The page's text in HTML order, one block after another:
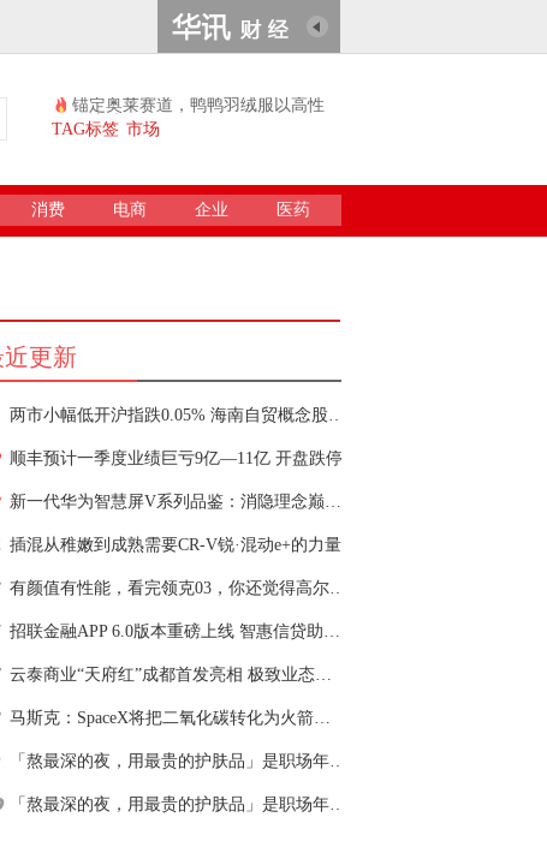
锚定奥莱赛道，鸭鸭羽绒服以高性
价比续...
TAG标签 市场
消费 电商 企业 医药
更新
两市小幅低开沪指跌0.05% 海南自贸概念股回调
顺丰预计一季度业绩巨亏9亿—11亿 开盘跌停
新一代华为智慧屏V系列品鉴：消隐理念巅峰之作
插混从稚嫩到成熟需要CR-V锐·混动e+的力量
有颜值有性能，看完领克03，你还觉得高尔夫、思
招联金融APP 6.0版本重磅上线 智惠信贷助力金融服务“惠无止境”
云泰商业“天府红”成都首发亮相 极致业态构筑年轻引力场
马斯克：SpaceX将把二氧化碳转化为火箭燃料，项目已启动
「熬最深的夜，用最贵的护肤品」是职场年轻人的自洽吗？
「熬最深的夜，用最贵的护肤品」是职场年轻人的自洽吗？